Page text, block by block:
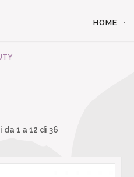
HOME
da 1 a 12 di 36